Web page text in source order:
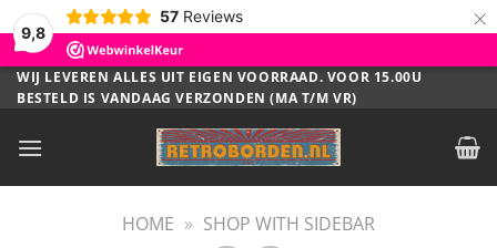
9,8
57 Reviews ×
Ga
inhoud
WIJ LEVEREN ALLES UIT EIGEN VOORRAAD. VOOR 15.00U
BESTELD IS VANDAAG VERZONDEN (MA T/M VR)
HOME » SHOP WITH SIDEBAR